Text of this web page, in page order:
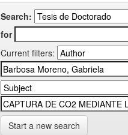
Search:
for
Current filters:
Start a new search